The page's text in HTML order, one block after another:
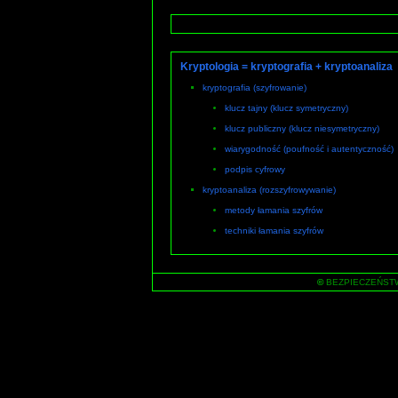
Kryptologia = kryptografia + kryptoanaliza
kryptografia (szyfrowanie)
klucz tajny (klucz symetryczny)
klucz publiczny (klucz niesymetryczny)
wiarygodność (poufność i autentyczność)
podpis cyfrowy
kryptoanaliza (rozszyfrowywanie)
metody łamania szyfrów
techniki łamania szyfrów
©